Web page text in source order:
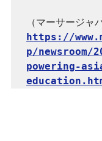
https://
p/newsroom/
powering-